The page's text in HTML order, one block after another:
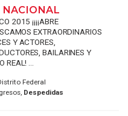
NACIONAL
2015 ¡¡¡¡ABRE
EXTRAORDINARIOS
Y ACTORES,
BAILARINES Y
REAL! ...
Federal
Despedidas